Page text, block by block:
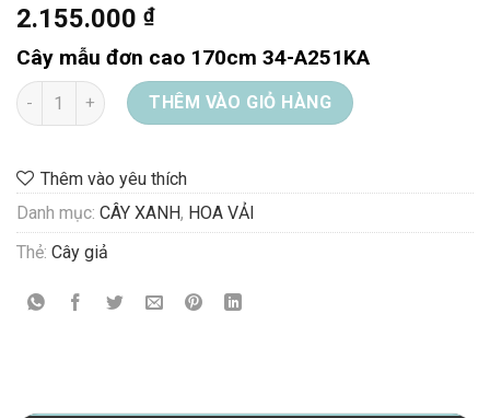
2.155.000 ₫
Cây mẫu đơn cao 170cm 34-A251KA
Cây mẫu đơn cao 170cm 34-A251KA số lượng
THÊM VÀO GIỎ HÀNG
Thêm vào yêu thích
Danh mục: CÂY XANH, HOA VẢI
Thẻ: Cây giả